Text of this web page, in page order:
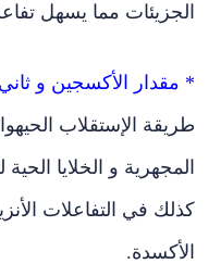
مما يسهل تفاعلات
الأكسجين و ثاني
الإستقلاب الحيهوائي
و الخلايا الحية
في التفاعلات الأنزيمية